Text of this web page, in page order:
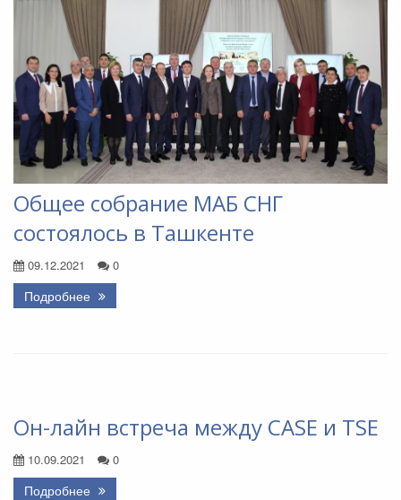
Общее собрание МАБ СНГ
состоялось в Ташкенте
09.12.2021 0
Подробнее
Он-лайн встреча между CASE и TSE
10.09.2021 0
Подробнее